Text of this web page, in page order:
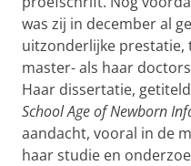
was zij in december al
uitzonderlijke prestatie,
master- als haar
Haar dissertatie, getiteld
School Age of Newborn
aandacht, vooral in de
haar studie en